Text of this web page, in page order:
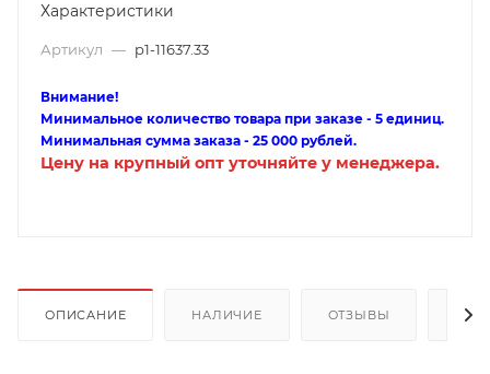
Характеристики
Артикул — p1-11637.33
Внимание!
Минимальное количество товара при заказе - 5 единиц.
Минимальная сумма заказа - 25 000 рублей.
Цену на крупный опт уточняйте у менеджера.
ОПИСАНИЕ НАЛИЧИЕ ОТЗЫВЫ